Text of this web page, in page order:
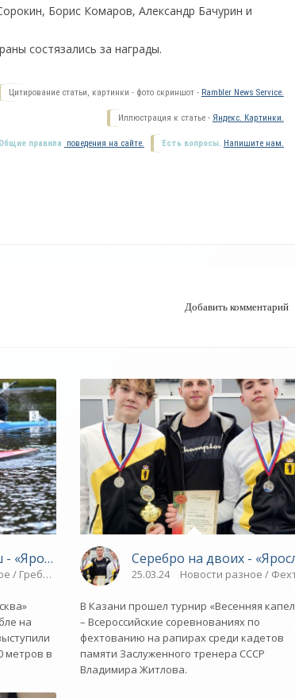
Борис Комаров, Александр Бачурин и
состязались за награды.
Цитирование статьи, картинки - фото скриншот - Rambler News Service.
Иллюстрация к статье - Яндекс. Картинки.
Есть вопросы. Напишите нам.
Общие правила поведения на сайте.
Добавить комментарий
виды спорта / ВЕЛОСПОРТ / Спорт
«Ярославский спорт»
/ Гребля / Плавание / Парапланеризм / Водные виды
на
метров в
Серебро на двоих -
25.03.24 Новости разное /
В Казани прошел турнир «Весенняя
– Всероссийские соревнованиях по
фехтованию на рапирах среди кадетов
памяти Заслуженного тренера СССР
Владимира Житлова.